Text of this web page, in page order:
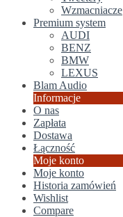
Wzmacniacze
Premium system
AUDI
BENZ
BMW
LEXUS
Blam Audio
Informacje
O nas
Zapłata
Dostawa
Łączność
Moje konto
Moje konto
Historia zamówień
Wishlist
Compare